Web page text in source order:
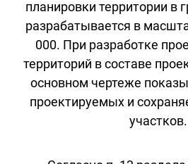
планировки территории в
разрабатывается в
000. При разработке
территорий в составе
основном чертеже
проектируемых и
участков.